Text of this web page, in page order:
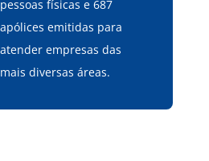
pessoas físicas e 687
apólices emitidas para
atender empresas das
mais diversas áreas.